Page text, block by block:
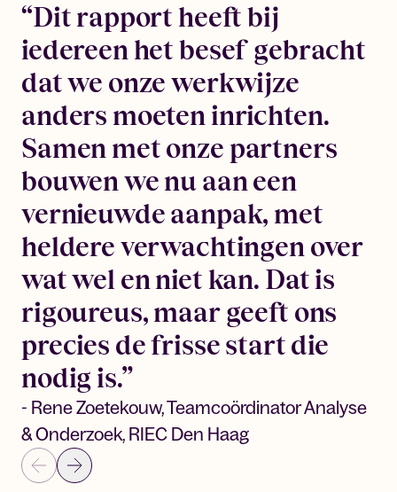
“Dit rapport heeft bij
iedereen het besef gebracht
dat we onze werkwijze
anders moeten inrichten.
Samen met onze partners
bouwen we nu aan een
vernieuwde aanpak, met
heldere verwachtingen over
wat wel en niet kan. Dat is
rigoureus, maar geeft ons
precies de frisse start die
nodig is.”
- Rene Zoetekouw, Teamcoördinator Analyse
& Onderzoek, RIEC Den Haag